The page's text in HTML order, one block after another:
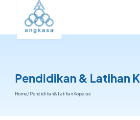
Pendidikan & Latihan
Home/Pendidikan & Latihan Koperasi